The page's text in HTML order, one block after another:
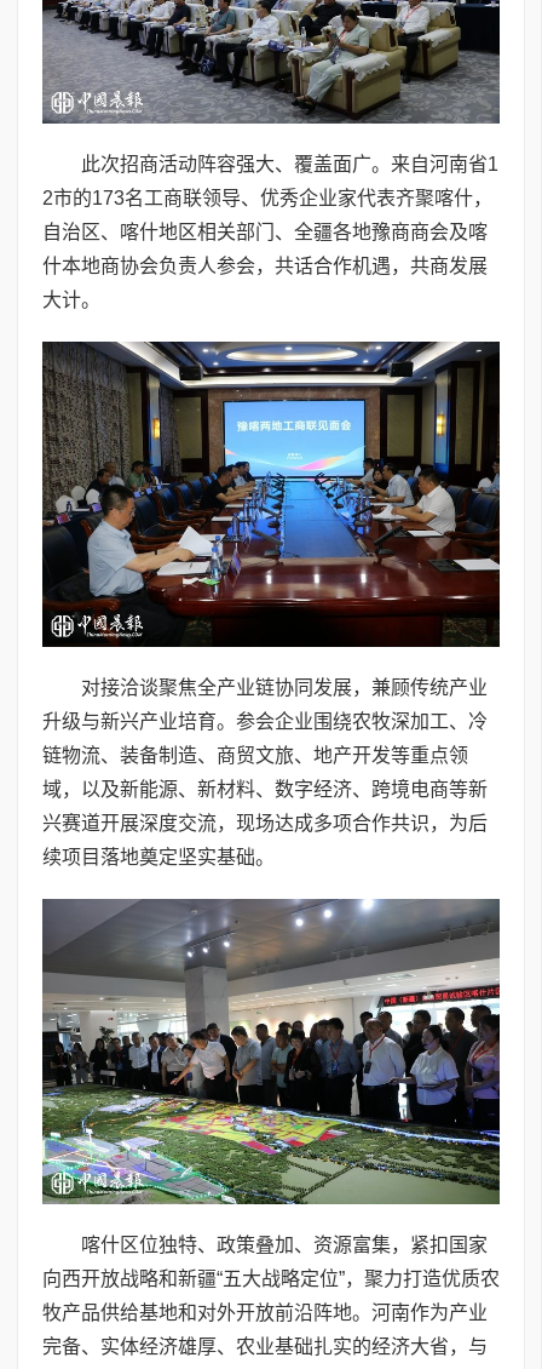
此次招商活动阵容强大、覆盖面广。来自河南省1
2市的173名工商联领导、优秀企业家代表齐聚喀什，
自治区、喀什地区相关部门、全疆各地豫商商会及喀
什本地商协会负责人参会，共话合作机遇，共商发展
大计。
对接洽谈聚焦全产业链协同发展，兼顾传统产业
升级与新兴产业培育。参会企业围绕农牧深加工、冷
链物流、装备制造、商贸文旅、地产开发等重点领
域，以及新能源、新材料、数字经济、跨境电商等新
兴赛道开展深度交流，现场达成多项合作共识，为后
续项目落地奠定坚实基础。
喀什区位独特、政策叠加、资源富集，紧扣国家
向西开放战略和新疆“五大战略定位”，聚力打造优质农
牧产品供给基地和对外开放前沿阵地。河南作为产业
完备、实体经济雄厚、农业基础扎实的经济大省，与